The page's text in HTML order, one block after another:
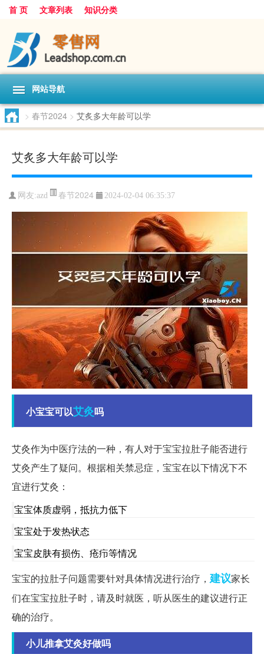
首 页 文章列表 知识分类
网站导航
> 春节2024 > 艾炙多大年龄可以学
艾炙多大年龄可以学
网友:azd 春节2024 2024-02-04 06:35:37
小宝宝可以艾灸吗
艾灸作为中医疗法的一种，有人对于宝宝拉肚子能否进行
艾灸产生了疑问。根据相关禁忌症，宝宝在以下情况下不
宜进行艾灸：
宝宝体质虚弱，抵抗力低下
宝宝处于发热状态
宝宝皮肤有损伤、疮疖等情况
宝宝的拉肚子问题需要针对具体情况进行治疗， 建议家长
们在宝宝拉肚子时，请及时就医，听从医生的建议进行正
确的治疗。
小儿推拿艾灸好做吗